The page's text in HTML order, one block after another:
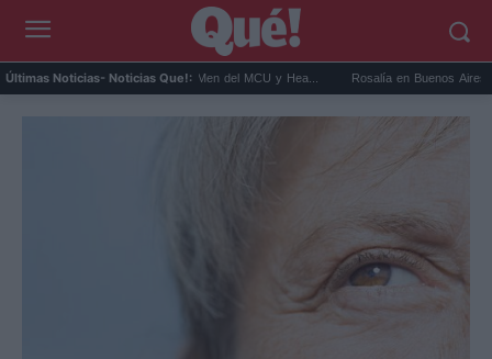
Últimas Noticias- Noticias Que!:
Cíclope en los X-Men del MCU y Hea... Rosalía en Buenos Aires: detiene el